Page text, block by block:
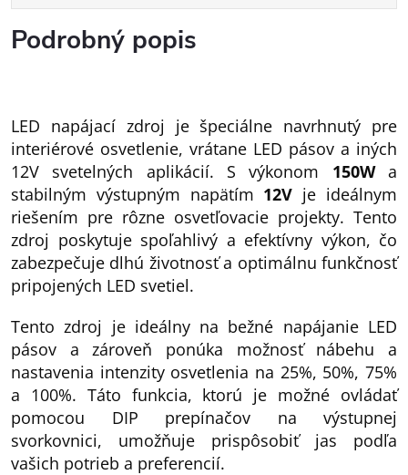
Podrobný popis
LED napájací zdroj je špeciálne navrhnutý pre
interiérové osvetlenie, vrátane LED pásov a iných
12V svetelných aplikácií. S výkonom 150Wa
stabilným výstupným napätím 12V je ideálnym
riešením pre rôzne osvetľovacie projekty. Tento
zdroj poskytuje spoľahlivý a efektívny výkon, čo
zabezpečuje dlhú životnosť a optimálnu funkčnosť
pripojených LED svetiel.
Tento zdroj je ideálny na bežné napájanie LED
pásov a zároveň ponúka možnosť nábehu a
nastavenia intenzity osvetlenia na 25%, 50%, 75%
a 100%. Táto funkcia, ktorú je možné ovládať
pomocou DIP prepínačov na výstupnej
svorkovnici, umožňuje prispôsobiť jas podľa
vašich potrieb a preferencií.